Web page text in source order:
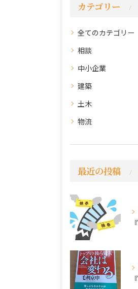
カテゴリー
全てのカテゴリー
相談
中小企業
建築
土木
物流
最近の投稿